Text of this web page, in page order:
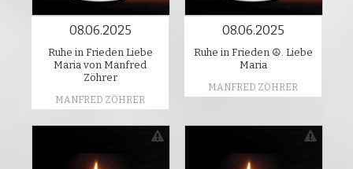
08.06.2025
Ruhe in Frieden Liebe
Maria von Manfred
Zöhrer
MANFRED ZÖHRER
08.06.2025
Ruhe in Frieden ☮️. Liebe
Maria
MANFRED ZÖHRER